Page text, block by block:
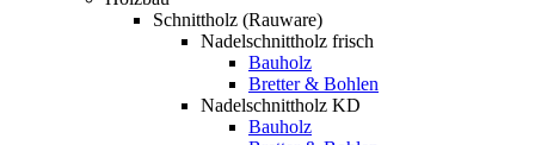
Schnittholz (Rauware)
Nadelschnittholz frisch
Bauholz
Bretter & Bohlen
Nadelschnittholz KD
Bauholz